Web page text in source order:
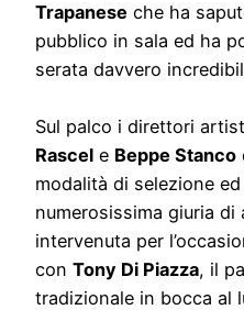
Trapanese che ha
pubblico in sala ed ha
serata davvero
Sul palco i direttori
Rascel e Beppe Stanco
modalità di selezione
numerosissima giuria di
intervenuta per
con Tony Di Piazza, il
tradizionale in bocca al